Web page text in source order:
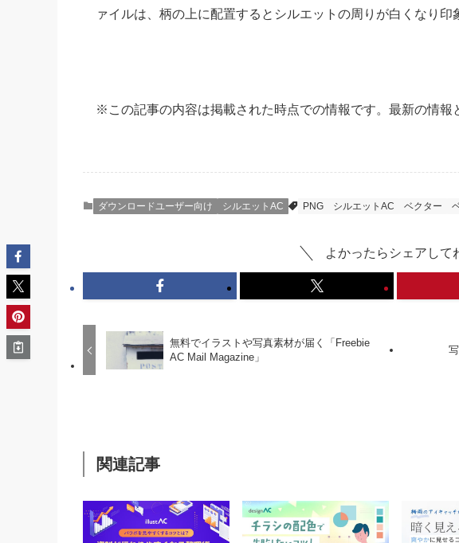
ァイルは、柄の上に配置するとシルエットの周りが白くなり印
※ この記事の内容は掲載された時点での情報です。最新の情報
ダウンロードユーザー向け シルエットAC PNG シルエットAC ベクター
よかったらシェアして
無料でイラストや写真素材が届く「Freebie
AC Mail Magazine」
関連記事